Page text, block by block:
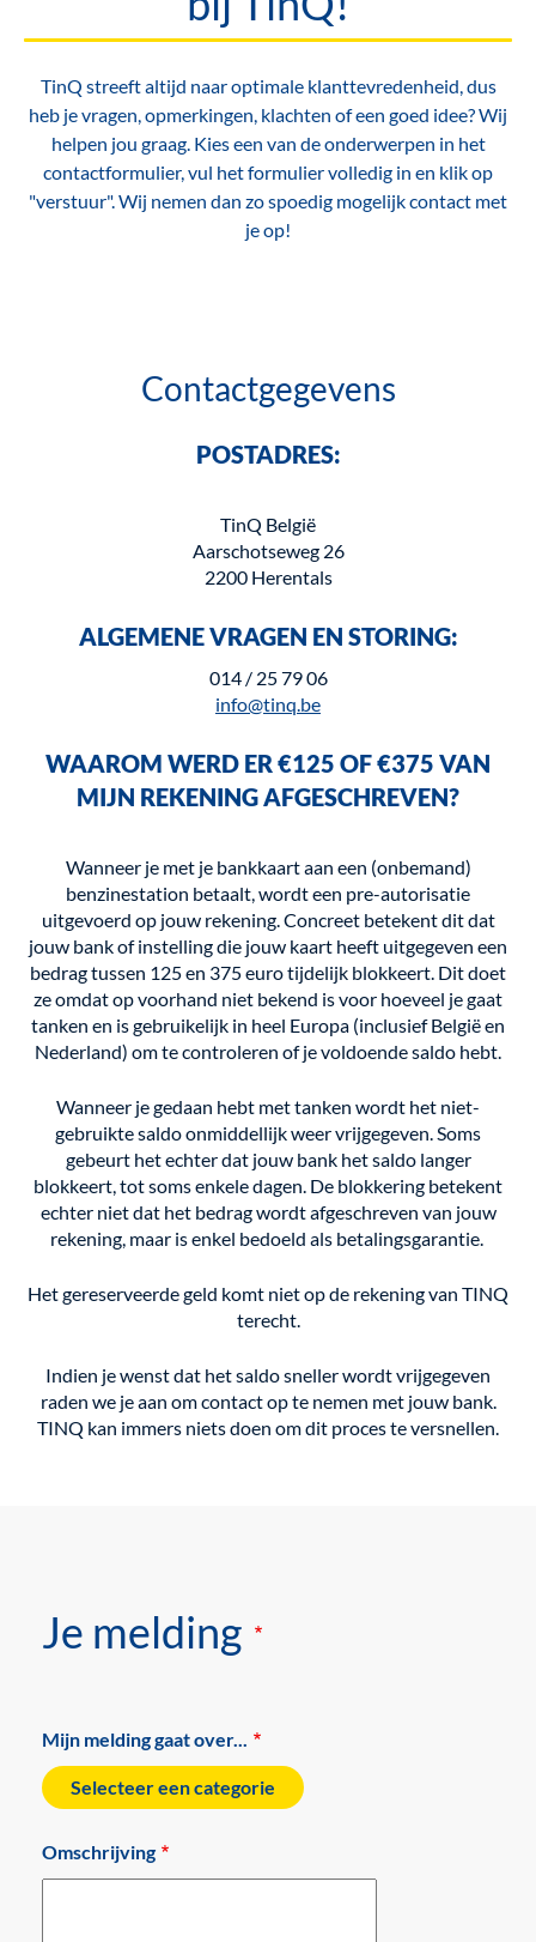
TinQ streeft altijd naar optimale klanttevredenheid, dus
heb je vragen, opmerkingen, klachten of een goed idee? Wij
helpen jou graag. Kies een van de onderwerpen in het
contactformulier, vul het formulier volledig in en klik op
"verstuur". Wij nemen dan zo spoedig mogelijk contact met
je op!
Contactgegevens
POSTADRES:
TinQ België
Aarschotseweg 26
2200 Herentals
ALGEMENE VRAGEN EN STORING:
014 / 25 79 06
info@tinq.be
WAAROM WERD ER €125 OF €375 VAN
MIJN REKENING AFGESCHREVEN?
Wanneer je met je bankkaart aan een (onbemand)
benzinestation betaalt, wordt een pre-autorisatie
uitgevoerd op jouw rekening. Concreet betekent dit dat
jouw bank of instelling die jouw kaart heeft uitgegeven een
bedrag tussen 125 en 375 euro tijdelijk blokkeert. Dit doet
ze omdat op voorhand niet bekend is voor hoeveel je gaat
tanken en is gebruikelijk in heel Europa (inclusief België en
Nederland) om te controleren of je voldoende saldo hebt.
Wanneer je gedaan hebt met tanken wordt het niet-
gebruikte saldo onmiddellijk weer vrijgegeven. Soms
gebeurt het echter dat jouw bank het saldo langer
blokkeert, tot soms enkele dagen. De blokkering betekent
echter niet dat het bedrag wordt afgeschreven van jouw
rekening, maar is enkel bedoeld als betalingsgarantie.
Het gereserveerde geld komt niet op de rekening van TINQ
terecht.
Indien je wenst dat het saldo sneller wordt vrijgegeven
raden we je aan om contact op te nemen met jouw bank.
TINQ kan immers niets doen om dit proces te versnellen.
Je melding
Mijn melding gaat over...
Omschrijving